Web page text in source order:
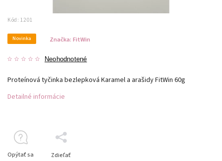
Kód: 1201
Novinka
Neohodnotené
Značka: FitWin
Proteínová tyčinka bezlepková Karamel a arašidy FitWin 60g
Detailné informácie
Opýtať sa Zdieľať